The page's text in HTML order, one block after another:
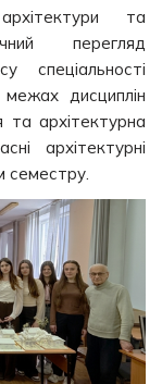
та
перегляд
спеціальності
дисциплін
та архітектурна
архітектурні
семестру.